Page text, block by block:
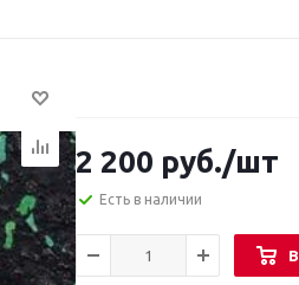
2 200 руб./шт
Есть в наличии